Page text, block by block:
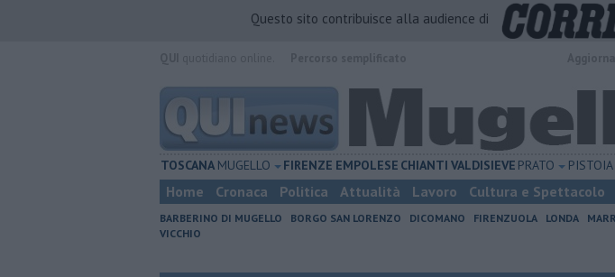
Questo sito contribuisce alla audience di
TOSCANA MUGELLO FIRENZE EMPOLESE CHIANTI VALDISIEVE PRATO PISTOIA
Home Cronaca Politica Attualità Lavoro Cultura e Spettacolo
BARBERINO DI MUGELLO BORGO SAN LORENZO DICOMANO FIRENZUOLA LONDA
VICCHIO